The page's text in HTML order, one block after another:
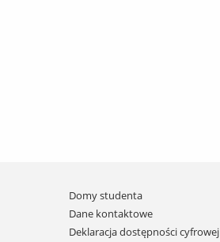
Domy studenta
Dane kontaktowe
Deklaracja dostępności cyfrowej